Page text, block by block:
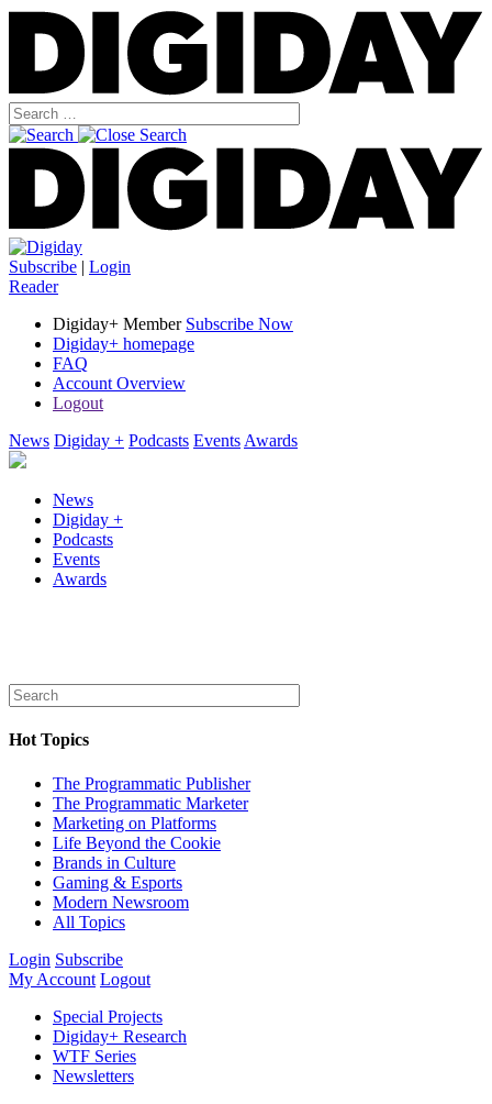
Subscribe | Login
Reader
Digiday+ Member Subscribe Now
Digiday+ homepage
FAQ
Account Overview
Logout
News Digiday + Podcasts Events Awards
News
Digiday +
Podcasts
Events
Awards
Hot Topics
The Programmatic Publisher
The Programmatic Marketer
Marketing on Platforms
Life Beyond the Cookie
Brands in Culture
Gaming & Esports
Modern Newsroom
All Topics
Login Subscribe
My Account Logout
Special Projects
Digiday+ Research
WTF Series
Newsletters